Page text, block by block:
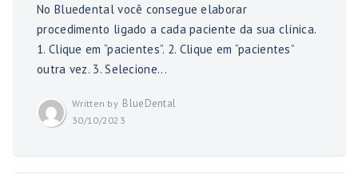
No Bluedental você consegue elaborar
procedimento ligado a cada paciente da sua clínica.
1. Clique em “pacientes”. 2. Clique em “pacientes”
outra vez. 3. Selecione...
Written by BlueDental
30/10/2023